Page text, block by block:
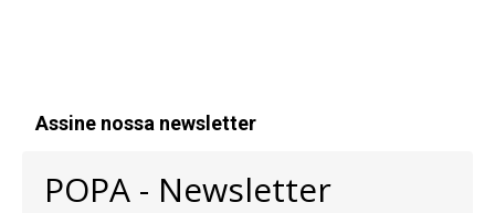
Assine nossa newsletter
POPA - Newsletter